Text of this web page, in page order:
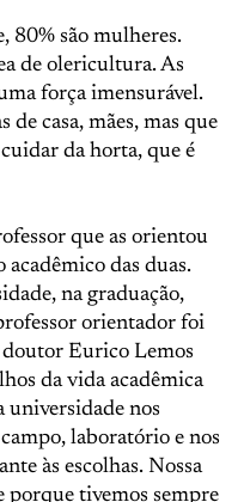
80% são mulheres.
de olericultura. As
força imensurável.
de casa, mães, mas que
da horta, que é
que as orientou
acadêmico das duas.
na graduação,
orientador foi
doutor Eurico Lemos
da vida acadêmica
universidade nos
laboratório e nos
às escolhas. Nossa
porque tivemos sempre